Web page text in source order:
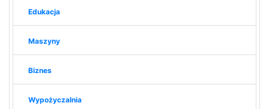
Edukacja
Maszyny
Biznes
Wypożyczalnia